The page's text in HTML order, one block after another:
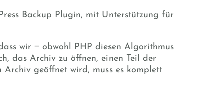
Backup Plugin, mit Unterstützung für
wir ‒ obwohl PHP diesen Algorithmus
das Archiv zu öffnen, einen Teil der
geöffnet wird, muss es komplett